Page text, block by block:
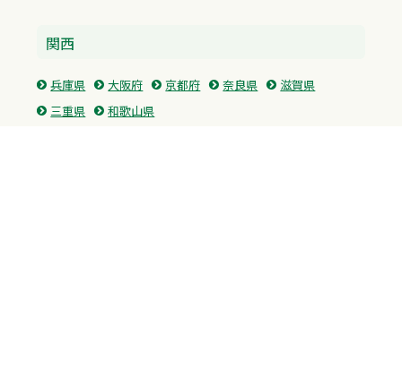
関西
兵庫県 大阪府 京都府 奈良県
滋賀県
三重県
和歌山県